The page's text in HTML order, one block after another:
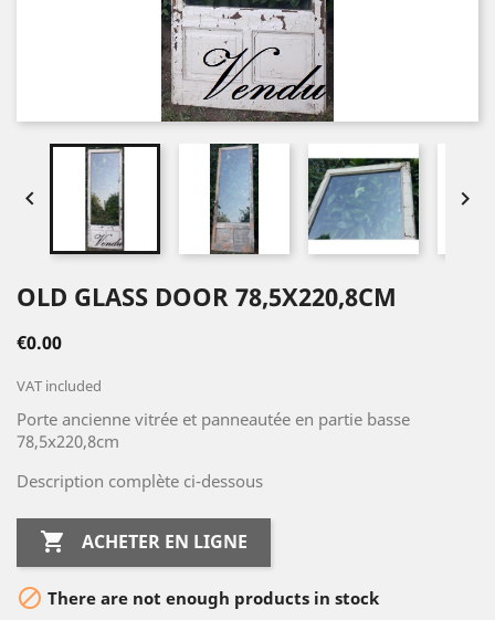
 
OLD GLASS DOOR 78,5X220,8CM
€0.00
VAT included
Porte ancienne vitrée et panneautée en partie basse
78,5x220,8cm
Description complète ci-dessous
 ACHETER EN LIGNE
 There are not enough products in stock